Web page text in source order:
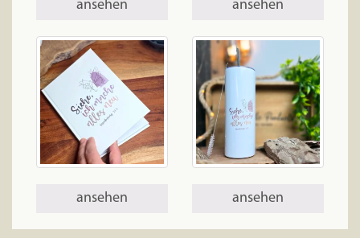
ansehen ansehen
ansehen ansehen